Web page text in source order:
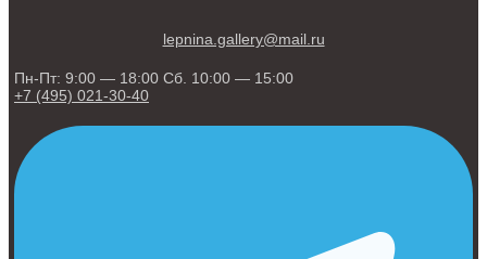
lepnina.gallery@mail.ru
Пн-Пт: 9:00 — 18:00 Сб. 10:00 — 15:00
+7 (495) 021-30-40